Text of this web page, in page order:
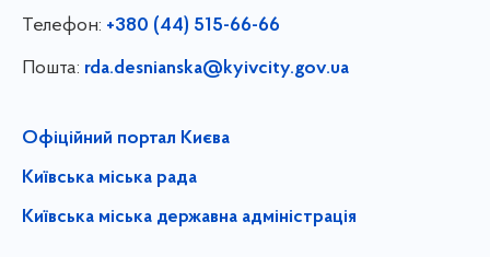
Телефон: +380 (44) 515-66-66
Пошта: rda.desnianska@kyivcity.gov.ua
Офіційний портал Києва
Київська міська рада
Київська міська державна адміністрація